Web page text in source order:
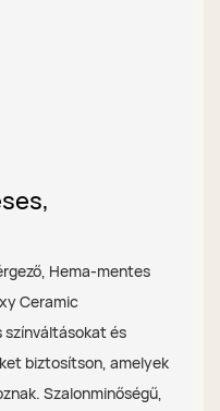
Hema-mentes
Ceramic
és
biztosítson, amelyek
Szalonminőségű,